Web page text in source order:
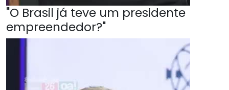
"O Brasil já teve um presidente
empreendedor?"